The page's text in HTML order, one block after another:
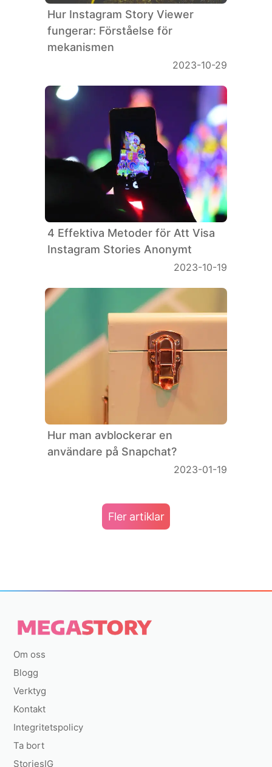
Hur Instagram Story Viewer
fungerar: Förståelse för
mekanismen
2023-10-29
4 Effektiva Metoder för Att Visa
Instagram Stories Anonymt
2023-10-19
Hur man avblockerar en
användare på Snapchat?
2023-01-19
Fler artiklar
Om oss
Blogg
Verktyg
Kontakt
Integritetspolicy
Ta bort
StoriesIG